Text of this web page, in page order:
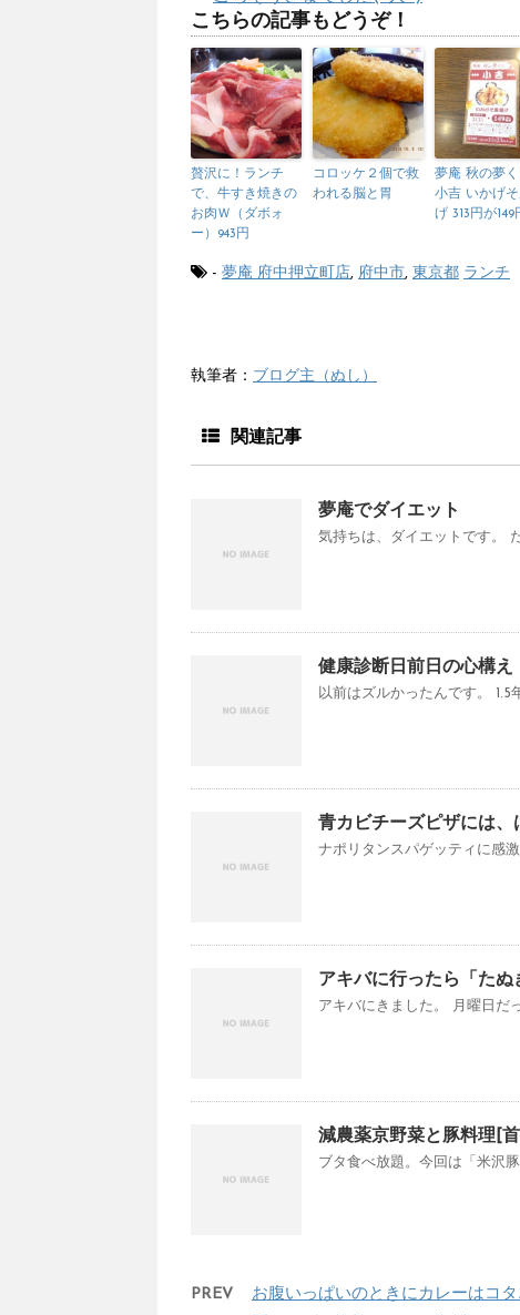
こちらの記事もどうぞ！
贅沢に！ランチ
で、牛すき焼きの
お肉Ｗ（ダボォ
ー）943円
コロッケ２個で救
われる脳と胃
夢庵 秋の夢く
小吉 いかげ
げ 313円が149
- 夢庵 府中押立町店, 府中市, 東京都 ランチ
執筆者： ブログ主（ぬし）
関連記事
夢庵でダイエット
気持ちは、ダイエットです。
健康診断日前日の心構え
以前はズルかったんです。
青カビチーズピザには、
ナポリタンスパゲッティに感
アキバに行ったら「たぬ
アキバにきました。 月曜日だ
減農薬京野菜と豚料理[
ブタ食べ放題。今回は「米沢
PREV
お腹いっぱいのときにカレーはコタ